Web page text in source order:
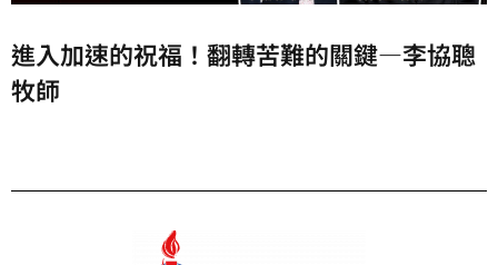
進入加速的祝福！翻轉苦難的關鍵—李協聰
牧師